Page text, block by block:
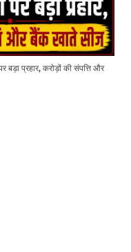
बड़ा प्रहार, करोड़ों की संपत्ति और